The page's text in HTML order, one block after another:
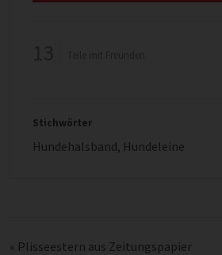
Stichwörter
Hundehalsband, Hundeleine
« Plisseestern aus Zeitungspapier